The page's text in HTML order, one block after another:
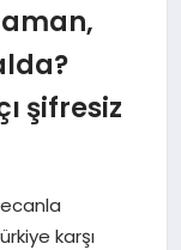
şifresiz
karşı